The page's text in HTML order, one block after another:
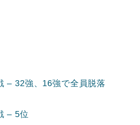
– 32強、16強で全員脱落
– 5位